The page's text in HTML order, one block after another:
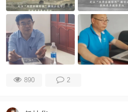
890 2